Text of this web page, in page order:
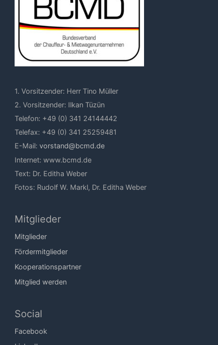
1. Vorsitzender: Herr Tino Müller
2. Vorsitzender: Ilkan Tüzün
Telefon: +49 (0) 341 24144442
Telefax: +49 (0) 341 25259481
E-Mail: vorstand@bcmd.de
Internet: www.bcmd.de
Text: Dr. Editha Weber
Fotos: Rudolf W. Markl, Dr. Editha Weber
Mitglieder
Mitglieder
Fördermitglieder
Kooperationspartner
Mitglied werden
Social
Facebook